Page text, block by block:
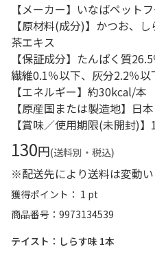
【メーカー】いなばペット
【原材料(成分)】かつお、
茶エキス
【保証成分】たんぱく質
繊維0.1％以下、灰分2.2％
【エネルギー】約30kcal/本
【原産国または製造地】日本
【賞味／使用期限(未開封)】
130円(送料別・税込)
※配送先により送料は変動い
獲得ポイント： 1 pt
商品番号
9973134539
テイスト：しらす味 1本